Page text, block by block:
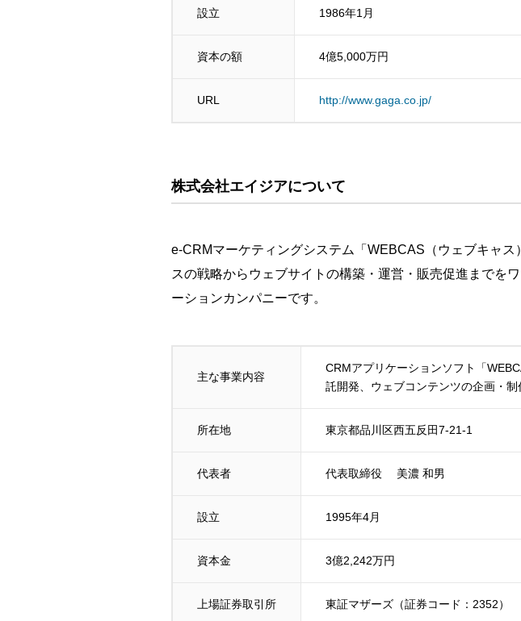
設立 1986年1月
資本の額 4億5,000万円
URL http://www.gaga.co.jp/
株式会社エイジアについて
e-CRMマーケティングシステム「WEBCAS（ウェブキャ
スの戦略からウェブサイトの構築・運営・販売促進までを
ーションカンパニーです。
主な事業内容
CRMアプリケーションソフト「
託開発、ウェブコンテンツの企画・制
所在地 東京都品川区西五反田7-21-1
代表者 代表取締役 美濃 和男
設立 1995年4月
資本金 3億2,242万円
上場証券取引所 東証マザーズ（証券コード：2352）